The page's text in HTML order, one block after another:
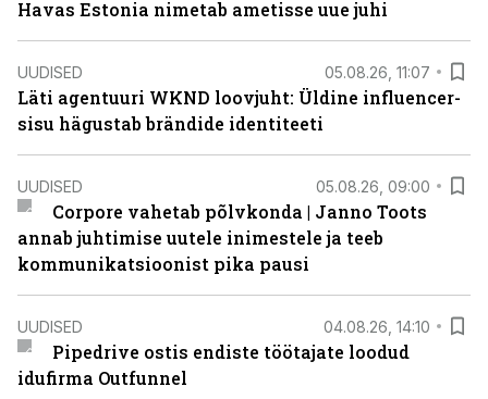
Havas Estonia nimetab ametisse uue juhi
UUDISED 05.08.26, 11:07
Läti agentuuri WKND loovjuht: Üldine influencer-
sisu hägustab brändide identiteeti
UUDISED 05.08.26, 09:00
Corpore vahetab põlvkonda | Janno Toots
annab juhtimise uutele inimestele ja teeb
kommunikatsioonist pika pausi
UUDISED 04.08.26, 14:10
Pipedrive ostis endiste töötajate loodud
idufirma Outfunnel